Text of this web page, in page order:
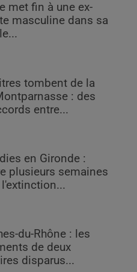
met fin à une ex-
masculine dans sa
tombent de la
: des
entre...
en Gironde :
plusieurs semaines
du-Rhône : les
de deux
disparus...